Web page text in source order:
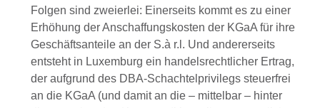
Folgen sind zweierlei: Einerseits kommt es zu einer
Erhöhung der Anschaffungskosten der KGaA für ihre
Geschäftsanteile an der S.à r.l. Und andererseits
entsteht in Luxemburg ein handelsrechtlicher Ertrag,
der aufgrund des DBA-Schachtelprivilegs steuerfrei
an die KGaA (und damit an die – mittelbar – hinter